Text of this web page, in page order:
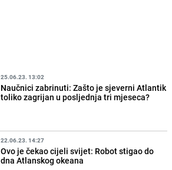
25.06.23. 13:02
Naučnici zabrinuti: Zašto je sjeverni Atlantik
toliko zagrijan u posljednja tri mjeseca?
22.06.23. 14:27
Ovo je čekao cijeli svijet: Robot stigao do
dna Atlanskog okeana